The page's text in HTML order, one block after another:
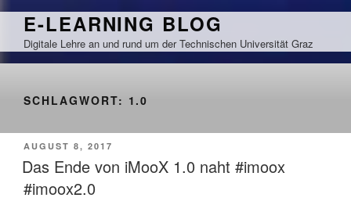
Zum
springen
E-LEARNING BLOG
Digitale Lehre an und rund um der Technischen Universität Graz
SCHLAGWORT: 1.0
VERÖFFENTLICHT
AM
AUGUST 8, 2017
Das Ende von iMooX 1.0 naht #imoox
#imoox2.0